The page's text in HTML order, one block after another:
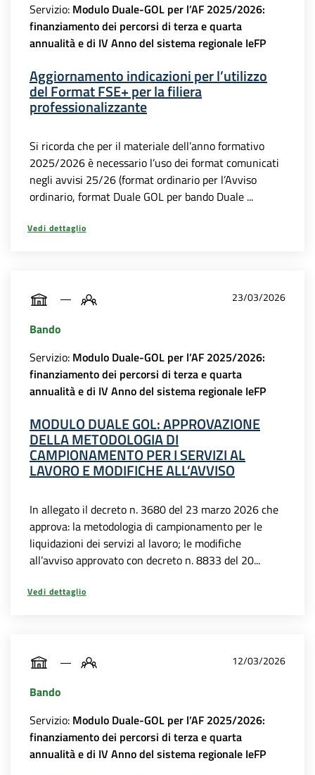
Servizio: Modulo Duale-GOL per l’AF 2025/2026:
finanziamento dei percorsi di terza e quarta
annualità e di IV Anno del sistema regionale IeFP
Aggiornamento indicazioni per l’utilizzo
del Format FSE+ per la filiera
professionalizzante
Si ricorda che per il materiale dell’anno formativo
2025/2026 è necessario l’uso dei format comunicati
negli avvisi 25/26 (format ordinario per l’Avviso
ordinario, format Duale GOL per bando Duale ...
Vedi dettaglio
23/03/2026
Bando
Servizio: Modulo Duale-GOL per l’AF 2025/2026:
finanziamento dei percorsi di terza e quarta
annualità e di IV Anno del sistema regionale IeFP
MODULO DUALE GOL: APPROVAZIONE
DELLA METODOLOGIA DI
CAMPIONAMENTO PER I SERVIZI AL
LAVORO E MODIFICHE ALL’AVVISO
In allegato il decreto n. 3680 del 23 marzo 2026 che
approva: la metodologia di campionamento per le
liquidazioni dei servizi al lavoro; le modifiche
all’avviso approvato con decreto n. 8833 del 20...
Vedi dettaglio
12/03/2026
Bando
Servizio: Modulo Duale-GOL per l’AF 2025/2026:
finanziamento dei percorsi di terza e quarta
annualità e di IV Anno del sistema regionale IeFP